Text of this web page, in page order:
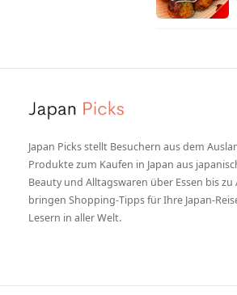
Japan Picks stellt Besuchern aus dem
Produkte zum Kaufen in Japan aus
Beauty und Alltagswaren über Essen bis
bringen Shopping-Tipps für Ihre Japan-
Lesern in aller Welt.